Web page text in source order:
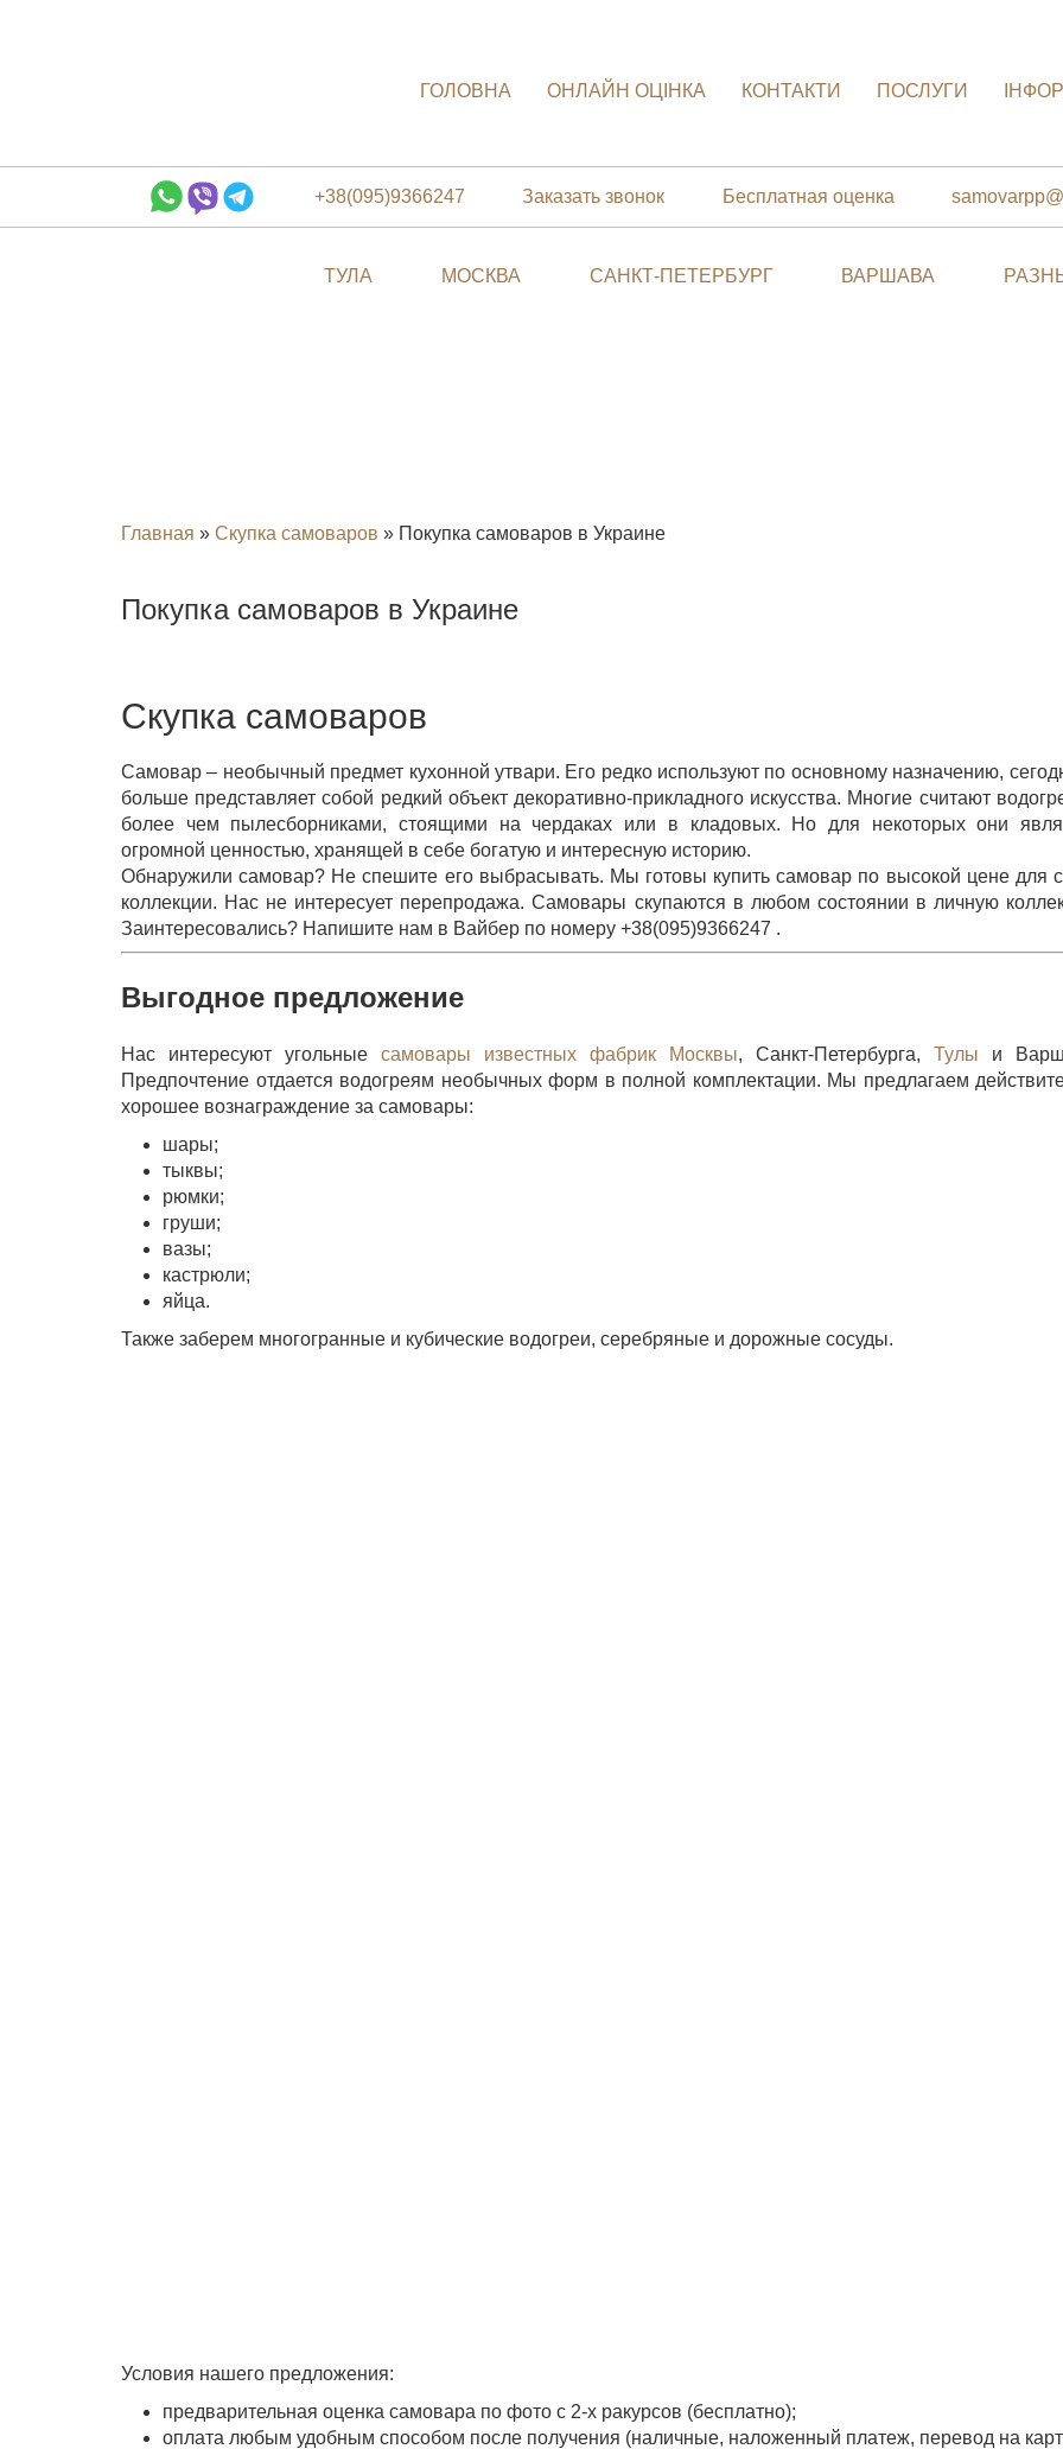
ГОЛОВНА ОНЛАЙН ОЦІНКА КОНТАКТИ ПОСЛУГИ
+38(095)9366247 Заказать звонок Бесплатная оценка
ТУЛА МОСКВА САНКТ-ПЕТЕРБУРГ ВАРШАВА
Главная » Скупка самоваров » Покупка самоваров в Украине
Покупка самоваров в Украине
Скупка самоваров
Самовар – необычный предмет кухонной утвари. Его редко используют по основному назначению,
больше представляет собой редкий объект декоративно-прикладного искусства. Многие считают
более чем пылесборниками, стоящими на чердаках или в кладовых. Но для некоторых они
огромной ценностью, хранящей в себе богатую и интересную историю.
Обнаружили самовар? Не спешите его выбрасывать. Мы готовы купить самовар по высокой цене для
коллекции. Нас не интересует перепродажа. Самовары скупаются в любом состоянии в личную
Заинтересовались? Напишите нам в Вайбер по номеру +38(095)9366247 .
Выгодное предложение
Нас интересуют угольные самовары известных фабрик Москвы, Санкт-Петербурга, Тулы и
Предпочтение отдается водогреям необычных форм в полной комплектации. Мы предлагаем
хорошее вознаграждение за самовары:
шары;
тыквы;
рюмки;
груши;
вазы;
кастрюли;
яйца.
Также заберем многогранные и кубические водогреи, серебряные и дорожные сосуды.
Условия нашего предложения:
предварительная оценка самовара по фото с 2-х ракурсов (бесплатно);
оплата любым удобным способом после получения (наличные, наложенный платеж, перевод на